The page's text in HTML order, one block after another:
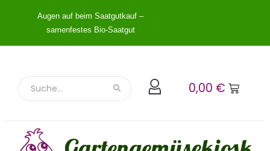
Augen auf beim Saatgutkauf –
samenfestes Bio-Saatgut
0,00 €